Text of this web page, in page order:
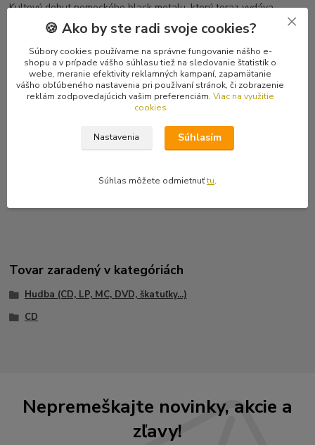
Kultový debut nemeckého black metalu, ktorý teraz vydáva
Napalm Records. Posledný kus.
Tracklist
1 Des Waldes Macht 5:30
2 Die Suche Nach Dem Licht 6:21
3 Lauf Der Welt 8:10
6 Von Glorreichem Schmerz 7:13
Tovar zaradený v kategóriách
Hudba (CD, LP, MC, DVD, škatuľky...)
CD
Nepremeškajte novinky, akcie a
zľavy!
🍪 Ako by ste radi svoje cookies?
Súbory cookies používame na správne fungovanie nášho e-
shopu a v prípade vášho súhlasu tiež na sledovanie štatistík o
webe, meranie efektivity reklamných kampaní, zapamätanie
vášho obľúbeného nastavenia pri používaní stránok, či zobrazenie
reklám zodpovedajúcich vašim preferenciám. Viac na využitie
cookies
Nastavenia Súhlasím
Súhlas môžete odmietnuťtu.